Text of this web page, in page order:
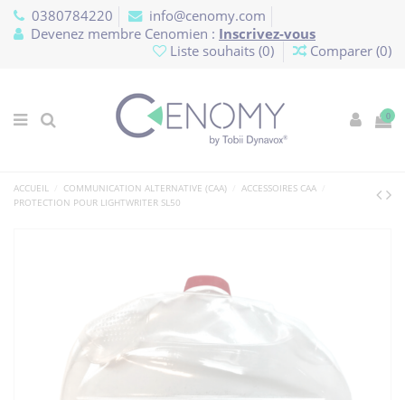
0380784220
info@cenomy.com
Devenez membre Cenomien : Inscrivez-vous
Liste souhaits (0) Comparer (0)
0
ACCUEIL COMMUNICATION ALTERNATIVE (CAA)
ACCESSOIRES CAA
PROTECTION POUR LIGHTWRITER SL50
Panneau de gestion des cookies